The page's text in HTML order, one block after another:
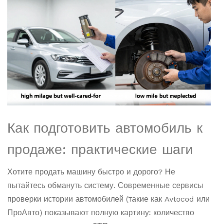
Как подготовить автомобиль к
продаже: практические шаги
Хотите продать машину быстро и дорого? Не
пытайтесь обмануть систему. Современные сервисы
проверки истории автомобилей (такие как Avtocod или
ПроАвто) показывают полную картину: количество